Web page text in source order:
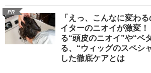
PR
「えっ、こんなに変わ
イターのニオイが激変
る“頭皮のニオイ”や“ベ
る、“ウィッグのスペシ
した徹底ケアとは